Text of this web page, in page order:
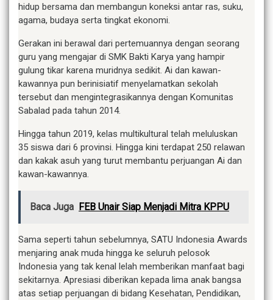
hidup bersama dan membangun koneksi antar ras, suku,
agama, budaya serta tingkat ekonomi.
Gerakan ini berawal dari pertemuannya dengan seorang
guru yang mengajar di SMK Bakti Karya yang hampir
gulung tikar karena muridnya sedikit. Ai dan kawan-
kawannya pun berinisiatif menyelamatkan sekolah
tersebut dan mengintegrasikannya dengan Komunitas
Sabalad pada tahun 2014.
Hingga tahun 2019, kelas multikultural telah meluluskan
35 siswa dari 6 provinsi. Hingga kini terdapat 250 relawan
dan kakak asuh yang turut membantu perjuangan Ai dan
kawan-kawannya.
Baca Juga FEB Unair Siap Menjadi Mitra KPPU
Sama seperti tahun sebelumnya, SATU Indonesia Awards
menjaring anak muda hingga ke seluruh pelosok
Indonesia yang tak kenal lelah memberikan manfaat bagi
sekitarnya. Apresiasi diberikan kepada lima anak bangsa
atas setiap perjuangan di bidang Kesehatan, Pendidikan,